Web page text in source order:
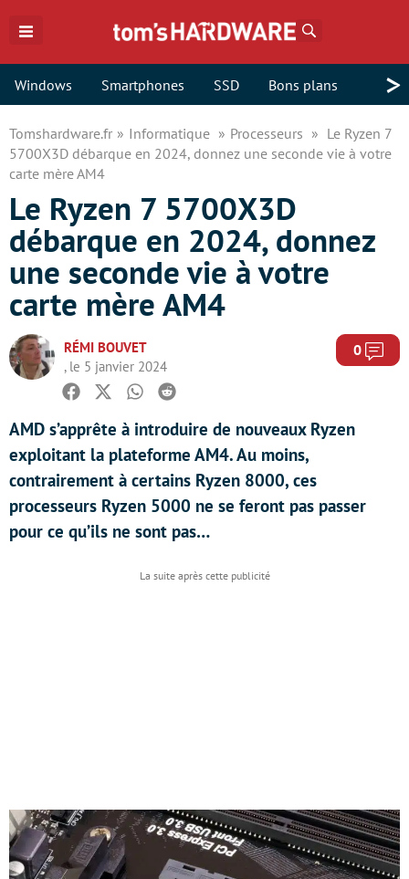
Windows Smartphones SSD Bons plans >
Tomshardware.fr Informatique Processeurs
Le Ryzen 7
5700X3D débarque en 2024, donnez une seconde vie à votre
carte mère AM4
Le Ryzen 7 5700X3D
débarque en 2024, donnez
une seconde vie à votre
carte mère AM4
RÉMI BOUVET
, le 5 janvier 2024
0
Facebook
TwitterWhatsapp
Reddit
AMD s’apprête à introduire de nouveaux Ryzen
exploitant la plateforme AM4. Au moins,
contrairement à certains Ryzen 8000, ces
processeurs Ryzen 5000 ne se feront pas passer
pour ce qu’ils ne sont pas…